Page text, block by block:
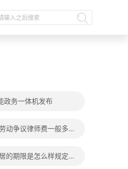
政务一体机发布
动争议律师费一般多少
的期限是怎么样规定